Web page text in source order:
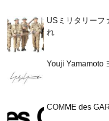
USミリタリーフ
れ
Youji Yamamoto
COMME des